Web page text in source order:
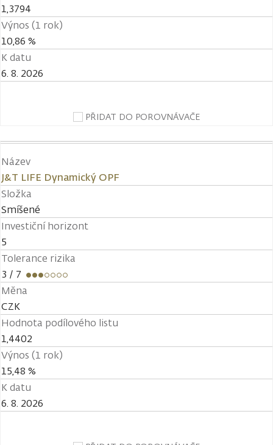
1,3794
Výnos (1 rok)
10,86 %
K datu
6. 8. 2026
PŘIDAT DO POROVNÁVAČE
Název
J&T LIFE Dynamický OPF
Složka
Smíšené
Investiční horizont
5
Tolerance rizika
3 / 7
Měna
CZK
Hodnota podílového listu
1,4402
Výnos (1 rok)
15,48 %
K datu
6. 8. 2026